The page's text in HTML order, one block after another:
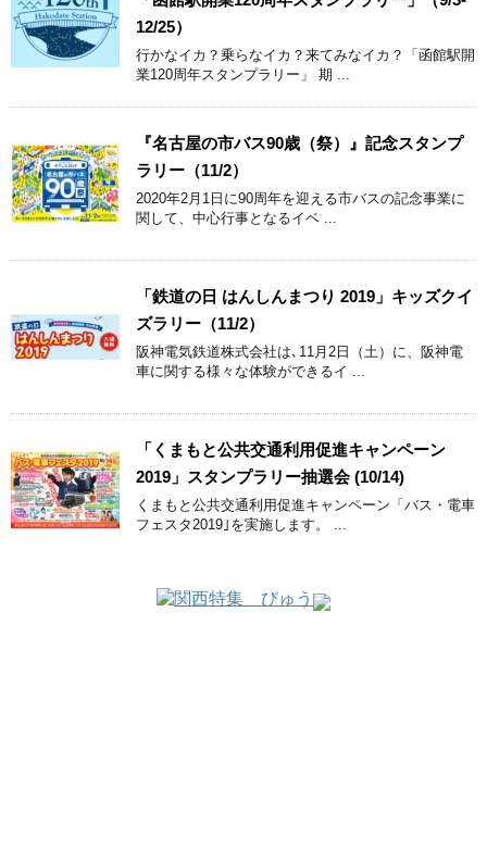
12/25）
行かなイカ？乗らなイカ？来てみなイカ？「函館駅開
業120周年スタンプラリー」 期 ...
『名古屋の市バス90歳（祭）』記念スタンプ
ラリー（11/2）
2020年2月1日に90周年を迎える市バスの記念事業に
関して、中心行事となるイベ ...
「鉄道の日 はんしんまつり 2019」キッズクイ
ズラリー（11/2）
阪神電気鉄道株式会社は､11月2日（土）に、阪神電
車に関する様々な体験ができるイ ...
「くまもと公共交通利用促進キャンペーン
2019」スタンプラリー抽選会 (10/14)
くまもと公共交通利用促進キャンペーン「バス・電車
フェスタ2019｣を実施します。 ...